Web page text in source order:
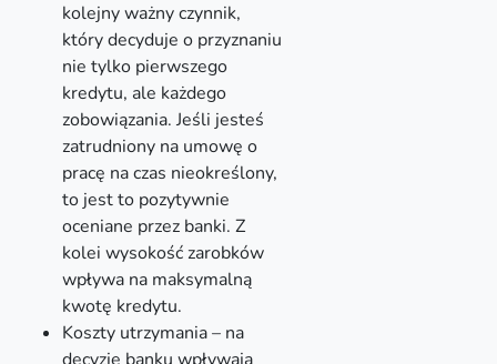
kolejny ważny czynnik,
który decyduje o przyznaniu
nie tylko pierwszego
kredytu, ale każdego
zobowiązania. Jeśli jesteś
zatrudniony na umowę o
pracę na czas nieokreślony,
to jest to pozytywnie
oceniane przez banki. Z
kolei wysokość zarobków
wpływa na maksymalną
kwotę kredytu.
Koszty utrzymania – na